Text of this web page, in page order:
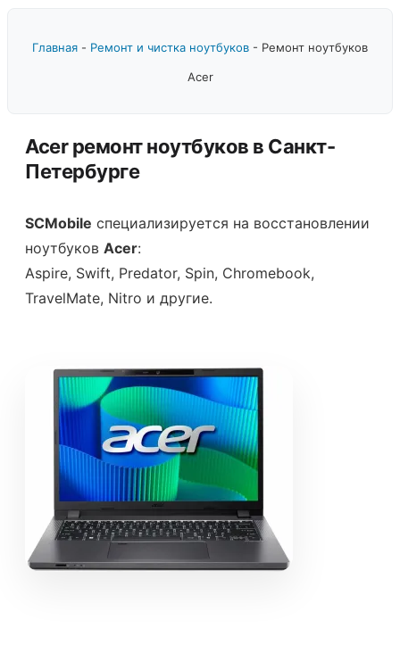
Главная - Ремонт и чистка ноутбуков - Ремонт ноутбуков
Acer
Acer ремонт ноутбуков в Санкт-
Петербурге
SCMobile специализируется на восстановлении
ноутбуков Acer:
Aspire, Swift, Predator, Spin, Chromebook,
TravelMate, Nitro и другие.